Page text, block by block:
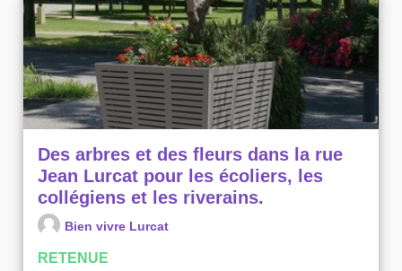
Des arbres et des fleurs dans la rue
Jean Lurcat pour les écoliers, les
collégiens et les riverains.
Bien vivre Lurcat
RETENUE